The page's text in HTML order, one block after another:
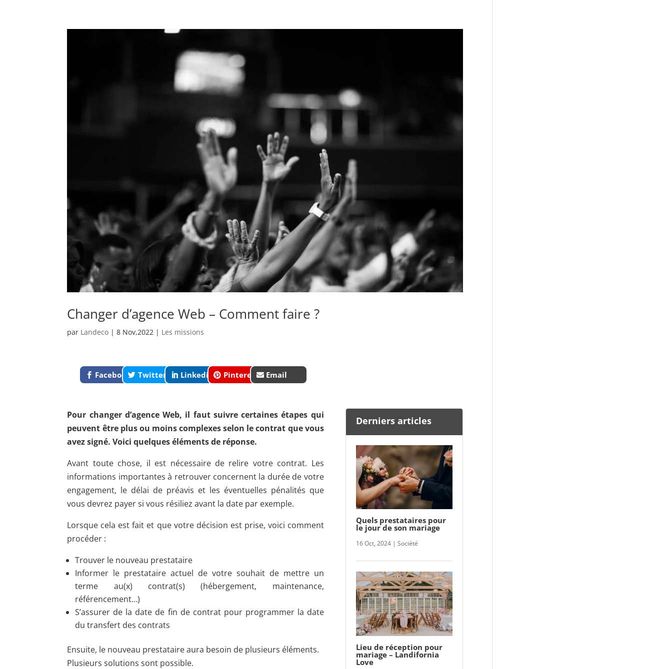
Changer d’agence Web – Comment faire ?
par Landeco |8 Nov,2022 | Les missions
Facebook Twitter Linkedin Pinterest Email
Pour changer d’agence Web, il faut suivre certaines étapes qui
peuvent être plus ou moins complexes selon le contrat que vous
avez signé. Voici quelques éléments de réponse.
Avant toute chose, il est nécessaire de relire votre contrat. Les
informations importantes à retrouver concernent la durée de votre
engagement, le délai de préavis et les éventuelles pénalités que
vous devrez payer si vous résiliez avant la date par exemple.
Lorsque cela est fait et que votre décision est prise, voici comment
procéder :
Trouver le nouveau prestataire
Informer le prestataire actuel de votre souhait de mettre un
terme au(x) contrat(s) (hébergement, maintenance,
référencement…)
S’assurer de la date de fin de contrat pour programmer la date
du transfert des contrats
Ensuite, le nouveau prestataire aura besoin de plusieurs éléments.
Plusieurs solutions sont possible.
Derniers articles
Quels prestataires pour
le jour de son mariage
16 Oct, 2024 |Société
Lieu de réception pour
mariage – Landifornia
Love